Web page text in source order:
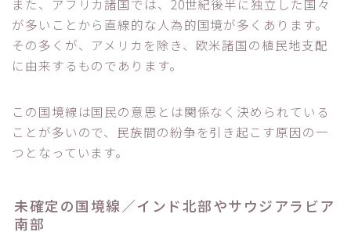
また、アフリカ諸国では、20世紀後半に独立した国々
が多いことから直線的な人為的国境が多くあります。
その多くが、アメリカを除き、欧米諸国の植民地支配
に由来するものであります。
この国境線は国民の意思とは関係なく決められている
ことが多いので、民族間の紛争を引き起こす原因の一
つとなっています。
未確定の国境線／インド北部やサウジアラビア
南部